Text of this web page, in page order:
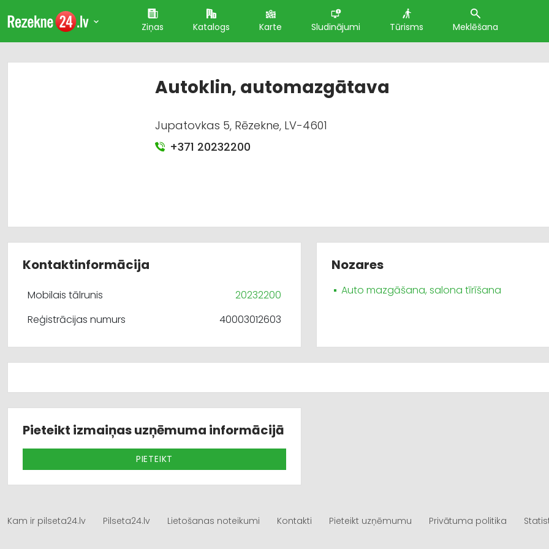
Ziņas Katalogs Karte Sludinājumi Tūrisms Meklēšana
Autoklin, automazgātava
Jupatovkas 5, Rēzekne, LV-4601
+371 20232200
Kontaktinformācija
Mobilais tālrunis
20232200
Reģistrācijas numurs
40003012603
Nozares
Auto mazgāšana, salona tīrīšana
Pieteikt izmaiņas uzņēmuma informācijā
PIETEIKT
Kam ir pilseta24.lv Pilseta24.lv Lietošanas noteikumi Kontakti Pieteikt uzņēmumu Privātuma politika